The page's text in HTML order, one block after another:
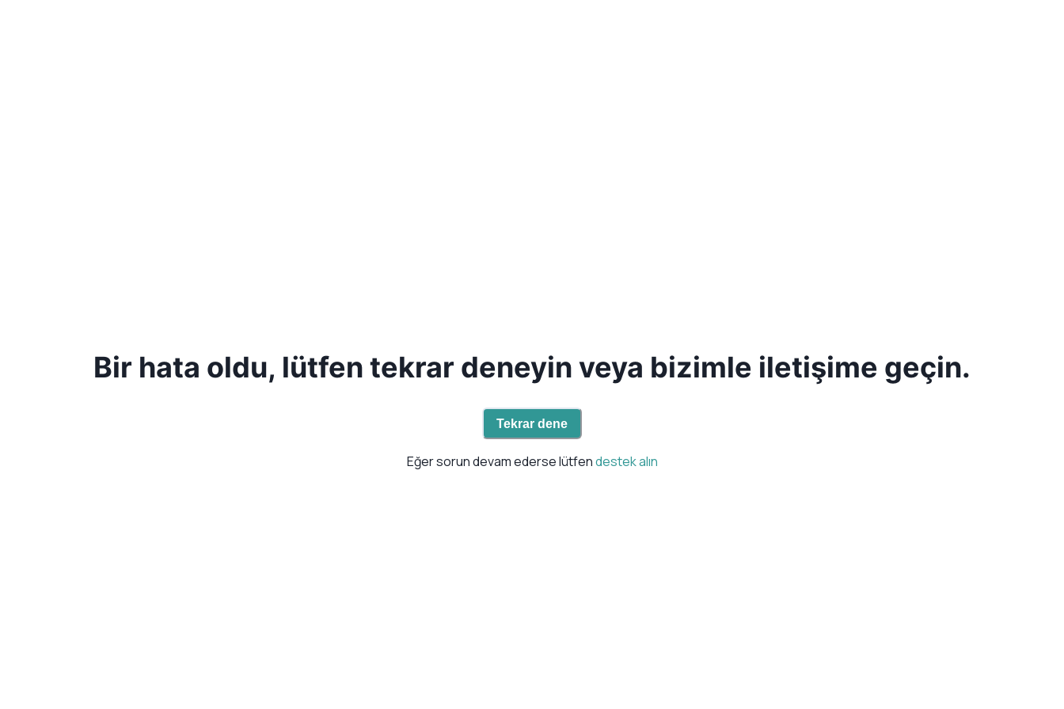
Bir hata oldu, lütfen tekrar deneyin veya bizimle iletişime geçin.
Tekrar dene
Eğer sorun devam ederse lütfendestek alın